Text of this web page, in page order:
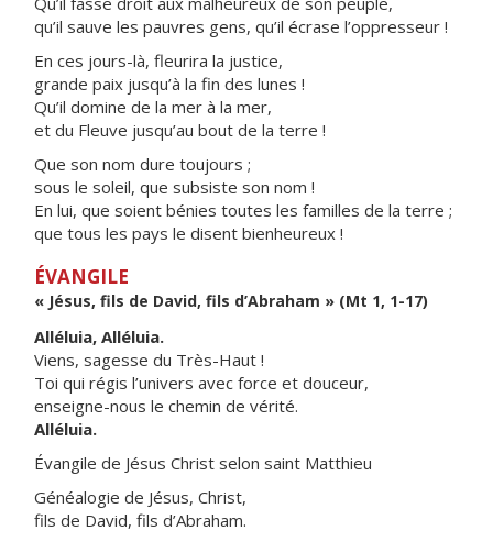
qu’il sauve les pauvres gens, qu’il écrase l’oppresseur !
En ces jours-là, fleurira la justice,
grande paix jusqu’à la fin des lunes !
Qu’il domine de la mer à la mer,
et du Fleuve jusqu’au bout de la terre !
Que son nom dure toujours ;
sous le soleil, que subsiste son nom !
En lui, que soient bénies toutes les familles de la terre ;
que tous les pays le disent bienheureux !
ÉVANGILE
« Jésus, fils de David, fils d’Abraham » (Mt 1, 1-17)
Alléluia, Alléluia.
Viens, sagesse du Très-Haut !
Toi qui régis l’univers avec force et douceur,
enseigne-nous le chemin de vérité.
Alléluia.
Évangile de Jésus Christ selon saint Matthieu
Généalogie de Jésus, Christ,
fils de David, fils d’Abraham.